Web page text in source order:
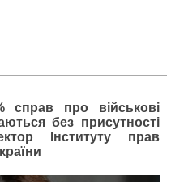
справ про військові
без присутності
Інституту прав